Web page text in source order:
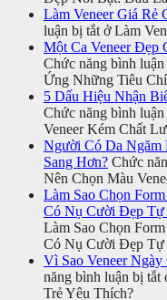
Làm Veneer Giá Rẻ
luận bị tắtở Làm
Một Ca Veneer Đẹp
Chức năng bình luận
Ứng Những Tiêu
5 Dấu Hiệu Nhận
Chức năng bình luận
Veneer Kém Chất
Người Có Da Ngăm
Sang Hơn? Chức
Nên Chọn Màu
Làm Sao Chọn
Có Nụ Cười Đẹp Tự
Làm Sao Chọn
Có Nụ Cười Đẹp Tự
Vì Sao Veneer
năng bình luận bị tắt
Trẻ Yêu Thích?